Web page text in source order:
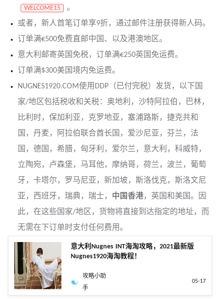
WELCOME15
。
或者，新人首笔订单享9折，通过邮件注册获得新人码。
订单满€500免费直邮中国、以及港澳地区。
意大利邮寄英国免税，订单满€250英国免运费。
订单满$300美国境内免运费。
NUGNES1920.COM使用DDP（已付完税）发货，以下国
家/地区包括税收和关税：奥地利，沙特阿拉伯，巴林，
比利时，保加利亚，克罗地亚，塞浦路斯，捷克共和
国，丹麦，阿拉伯联合酋长国，爱沙尼亚，芬兰，法
国，德国，希腊，匈牙利，爱尔兰，意大利，科威特，
立陶宛，卢森堡，马耳他，摩纳哥，荷兰，波兰，葡萄
牙，卡塔尔，罗马尼亚，新加坡，斯洛伐克，斯洛文尼
亚，西班牙，瑞典，瑞士， 中国香港，英国和美国。因
此，在这些国家/地区，货物将直接到达指定的地址，而
无需在下订单时支付任何费用。
意大利Nugnes INT海淘攻略，2021最新版
Nugnes1920海淘教程！
攻略小助
手
05-17